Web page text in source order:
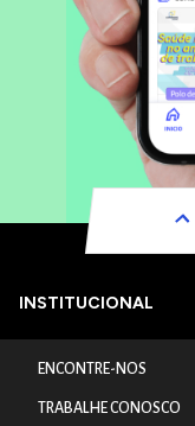
INSTITUCIONAL
ENCONTRE-NOS
TRABALHE CONOSCO